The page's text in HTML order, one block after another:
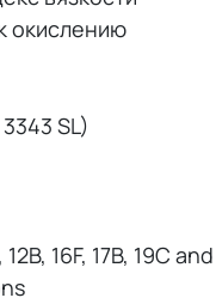
окислению
SL)
16F, 17B, 19C